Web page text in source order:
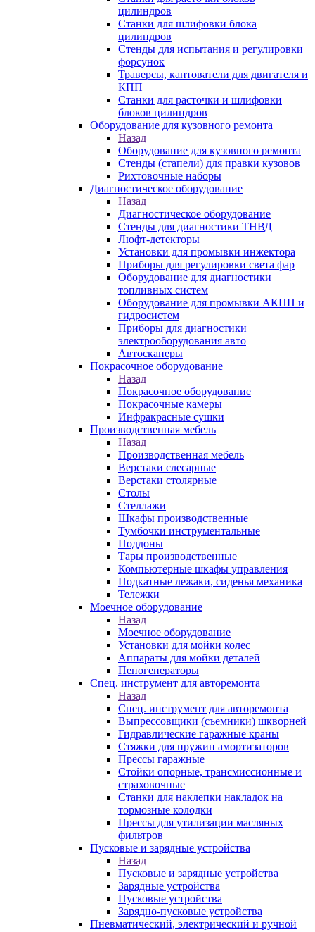
цилиндров
Станки для шлифовки блока
цилиндров
Стенды для испытания и регулировки
форсунок
Траверсы, кантователи для двигателя и
КПП
Станки для расточки и шлифовки
блоков цилиндров
Оборудование для кузовного ремонта
Назад
Оборудование для кузовного ремонта
Стенды (стапели) для правки кузовов
Рихтовочные наборы
Диагностическое оборудование
Назад
Диагностическое оборудование
Стенды для диагностики ТНВД
Люфт-детекторы
Установки для промывки инжектора
Приборы для регулировки света фар
Оборудование для диагностики
топливных систем
Оборудование для промывки АКПП и
гидросистем
Приборы для диагностики
электрооборудования авто
Автосканеры
Покрасочное оборудование
Назад
Покрасочное оборудование
Покрасочные камеры
Инфракрасные сушки
Производственная мебель
Назад
Производственная мебель
Верстаки слесарные
Верстаки столярные
Столы
Стеллажи
Шкафы производственные
Тумбочки инструментальные
Поддоны
Тары производственные
Компьютерные шкафы управления
Подкатные лежаки, сиденья механика
Тележки
Моечное оборудование
Назад
Моечное оборудование
Установки для мойки колес
Аппараты для мойки деталей
Пеногенераторы
Спец. инструмент для авторемонта
Назад
Спец. инструмент для авторемонта
Выпрессовщики (съемники) шкворней
Гидравлические гаражные краны
Стяжки для пружин амортизаторов
Прессы гаражные
Стойки опорные, трансмиссионные и
страховочные
Станки для наклепки накладок на
тормозные колодки
Прессы для утилизации масляных
фильтров
Пусковые и зарядные устройства
Назад
Пусковые и зарядные устройства
Зарядные устройства
Пусковые устройства
Зарядно-пусковые устройства
Пневматический, электрический и ручной